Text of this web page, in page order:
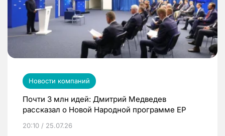
Новости компаний
Почти 3 млн идей: Дмитрий Медведев
рассказал о Новой Народной программе ЕР
20:10 / 25.07.26